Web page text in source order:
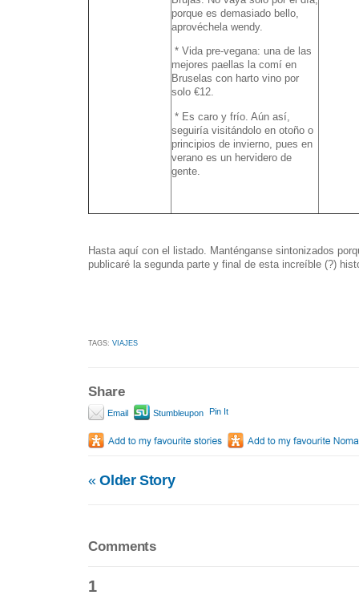
porque es demasiado bello,
aprovéchela wendy.
* Vida pre-vegana: una de las
mejores paellas la comí en
Bruselas con harto vino por
solo €12.
* Es caro y frío. Aún así,
seguiría visitándolo en otoño o
principios de invierno, pues en
verano es un hervidero de
gente.
Hasta aquí con el listado. Manténganse sintonizados
publicaré la segunda parte y final de esta increíble (?)
TAGS: VIAJES
Share
Email Stumbleupon Pin It
«Older Story
Comments
1